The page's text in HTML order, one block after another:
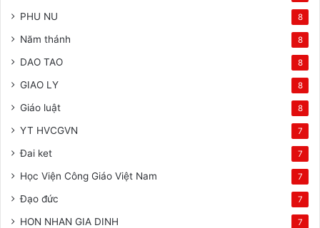
PHU NU 8
Năm thánh 8
DAO TAO 8
GIAO LY 8
Giáo luật 8
YT HVCGVN 7
Đai ket 7
Học Viện Công Giáo Việt Nam 7
Đạo đức 7
HON NHAN GIA DINH 7